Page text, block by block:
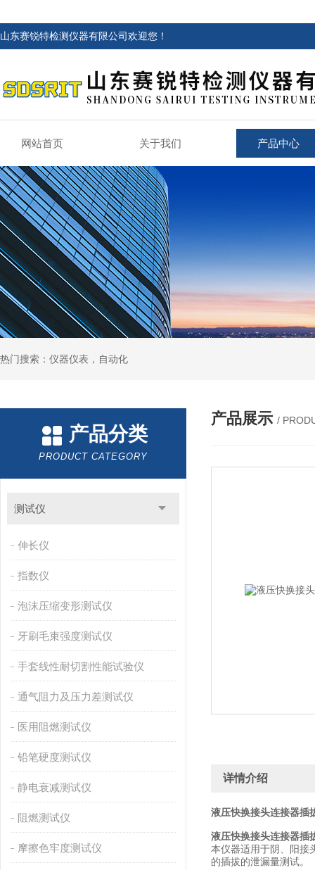
山东赛锐特检测仪器有限公司欢迎您！
网站首页 关于我们 产品中心
热门搜索：仪器仪表，自动化
产品分类
PRODUCT CATEGORY
测试仪
伸长仪
指数仪
泡沫压缩变形测试仪
牙刷毛束强度测试仪
手套线性耐切割性能试验仪
通气阻力及压力差测试仪
医用阻燃测试仪
铅笔硬度测试仪
静电衰减测试仪
阻燃测试仪
摩擦色牢度测试仪
产品展示 /
详情介绍
液压快换接头连接器插
液压快换接头连接器插
本仪器适用于阴、阳接
的插拔的泄漏量测试。